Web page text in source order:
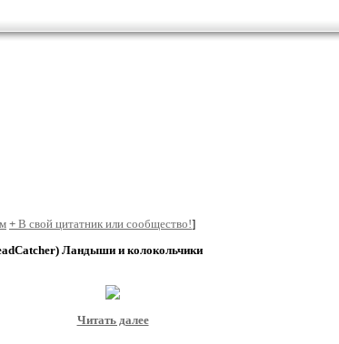
+ В свой цитатник или сообщество!]
Ландыши и колокольчики
Читать далее